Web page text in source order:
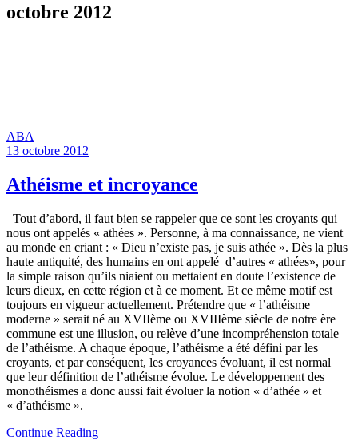
octobre 2012
ABA
13 octobre 2012
Athéisme et incroyance
Tout d’abord, il faut bien se rappeler que ce sont les croyants qui
nous ont appelés « athées ». Personne, à ma connaissance, ne vient
au monde en criant : « Dieu n’existe pas, je suis athée ». Dès la plus
haute antiquité, des humains en ont appelé d’autres « athées», pour
la simple raison qu’ils niaient ou mettaient en doute l’existence de
leurs dieux, en cette région et à ce moment. Et ce même motif est
toujours en vigueur actuellement. Prétendre que « l’athéisme
moderne » serait né au XVIIème ou XVIIIème siècle de notre ère
commune est une illusion, ou relève d’une incompréhension totale
de l’athéisme. A chaque époque, l’athéisme a été défini par les
croyants, et par conséquent, les croyances évoluant, il est normal
que leur définition de l’athéisme évolue. Le développement des
monothéismes a donc aussi fait évoluer la notion « d’athée » et
« d’athéisme ».
Continue Reading